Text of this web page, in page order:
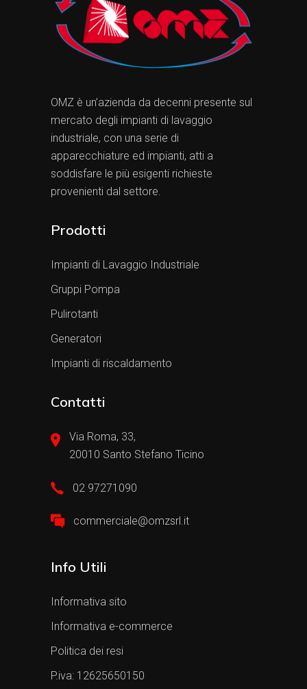
OMZ è un’azienda da decenni presente sul
mercato degli impianti di lavaggio
industriale, con una serie di
apparecchiature ed impianti, atti a
soddisfare le più esigenti richieste
provenienti dal settore.
Prodotti
Impianti di Lavaggio Industriale
Gruppi Pompa
Pulirotanti
Generatori
Impianti di riscaldamento
Contatti
Via Roma, 33,
20010 Santo Stefano Ticino
02 97271090
commerciale@omzsrl.it
Info Utili
Informativa sito
Informativa e-commerce
Politica dei resi
P.iva: 12625650150